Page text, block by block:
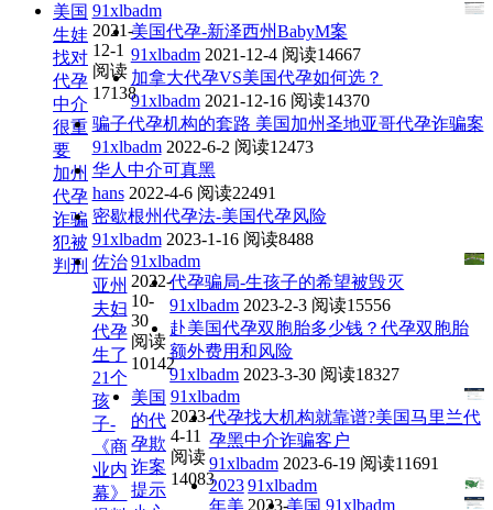
美国
生娃
找对
代孕
中介
很重
要
加州
代孕
诈骗
犯被
判刑
91xlbadm
2021-
12-1
阅读
17138
美国代孕-新泽西州BabyM案
91xlbadm 2021-12-4 阅读14667
加拿大代孕VS美国代孕如何选？
91xlbadm 2021-12-16 阅读14370
骗子代孕机构的套路 美国加州圣地亚哥代孕诈骗案
91xlbadm 2022-6-2 阅读12473
华人中介可真黑
hans 2022-4-6 阅读22491
密歇根州代孕法-美国代孕风险
91xlbadm 2023-1-16 阅读8488
佐治
亚州
夫妇
代孕
生了
21个
孩
子-
《商
业内
幕》
91xlbadm
2022-
10-
30
阅读
10142
代孕骗局-生孩子的希望被毁灭
91xlbadm 2023-2-3 阅读15556
赴美国代孕双胞胎多少钱？代孕双胞胎
额外费用和风险
91xlbadm 2023-3-30 阅读18327
美国
的代
孕欺
诈案
提示
91xlbadm
2023-
4-11
阅读
14083
代孕找大机构就靠谱?美国马里兰代
孕黑中介诈骗客户
91xlbadm 2023-6-19 阅读11691
2023 91xlbadm
2023-
91xlbadm